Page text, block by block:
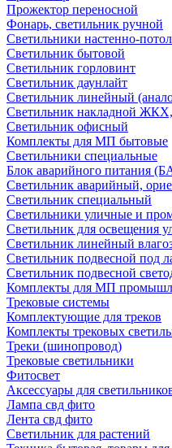
Прожектор переносной
Фонарь, светильник ручной
Светильники настенно-
Светильник бытовой
Светильник горловинт
Светильник даунлайт
Светильник линейный
Светильник накладной ЖКХ,
Светильник офисный
Комплекты для МП бытовые
Светильники специальные
Блок аварийного питания
Светильник аварийный,
Светильник специальный
Светильники уличные и
Светильник для освещения
Светильник линейный
Светильник подвесной под
Светильник подвесной
Комплекты для МП
Трековые системы
Комплектующие для треков
Комплекты трековых
Треки (шинопровод)
Трековые светильники
Фитосвет
Аксессуары для
Лампа свд фито
Лента свд фито
Светильник для растений